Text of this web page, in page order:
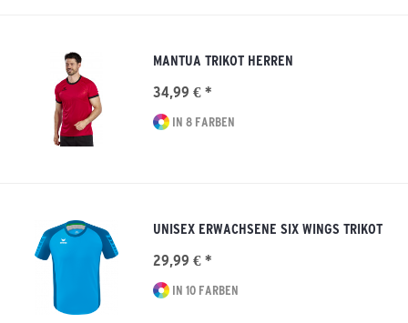
MANTUA TRIKOT HERREN
34,99 € *
IN 8 FARBEN
UNISEX ERWACHSENE SIX WINGS TRIKOT
29,99 € *
IN 10 FARBEN